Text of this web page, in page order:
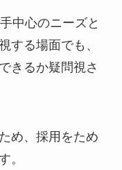
中心のニーズと
する場面でも、
きるか疑問視さ
め、採用をため
。